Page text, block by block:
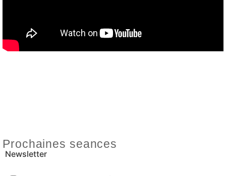
Prochaines seances
Newsletter